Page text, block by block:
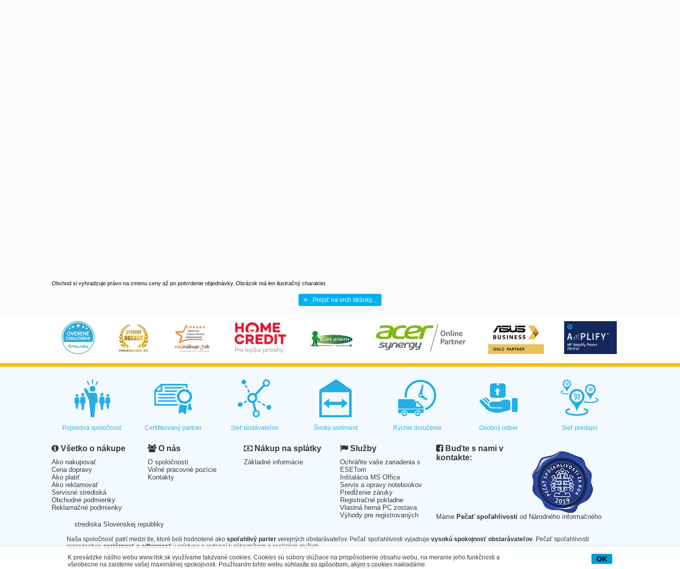
Obchod si vyhradzuje právo na zmenu ceny až po potvrdenie objednávky. Obrázok má len ilustračný charakter.
Prejsť na vrch stránky...
Popredná spoločnosť Certifikovaný partner Sieť dodávateľov Široký sortiment Rýchle doručenie Osobný odber Sieť predajní
Všetko o nákupe
Ako nakupovať
Cena dopravy
Ako platiť
Ako reklamovať
Servisné strediská
Obchodné podmienky
Reklamačné podmienky
O nás
O spoločnosti
Voľné pracovné pozície
Kontakty
Nákup na splátky
Základné informácie
Služby
Ochráňte vaše zariadenia s
ESETom
Inštalácia MS Office
Servis a opravy notebookov
Predĺženie záruky
Registračné pokladne
Vlastná herná PC zostava
Výhody pre registrovaných
Buďte s nami v
kontakte:
Máme Pečať spoľahlivosti od Národného informačného
strediska Slovenskej republiky
Naša spoločnosť patrí medzi tie, ktoré boli hodnotené ako spoľahlivý parter verejných obstarávateľov. Pečať spoľahlivosti vyjadruje vysokú spokojnosť obstarávateľov. Pečať spoľahlivosti
reprezentujeserióznosť a odbornosťv prístupe a jednaní k zákazníkom a realizácii služieb.
Technické riešenie ©2026CyberSoft s.r.o.
K prevádzke nášho webu www.itsk.sk využívame takzvané cookies. Cookies sú súbory slúžiace na prispôsobenie obsahu webu, na meranie jeho funkčnosti a
všeobecne na zaistenie vašej maximálnej spokojnosti. Používaním tohto webu súhlasíte so spôsobom, akým s cookies nakladáme.
OK